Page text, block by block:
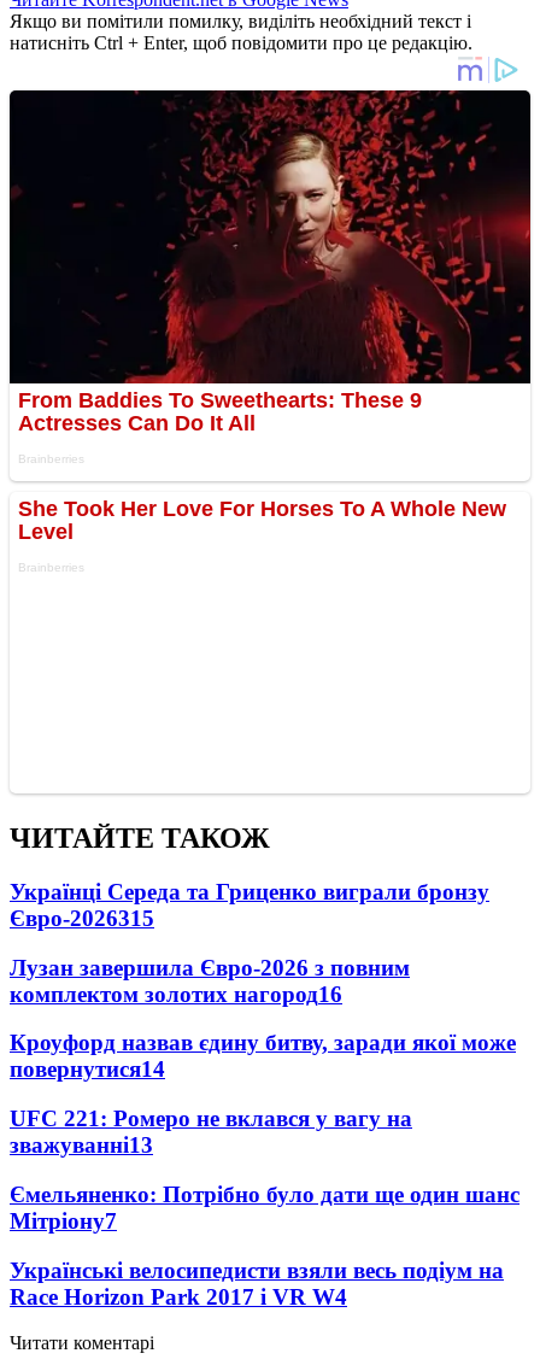
Якщо ви помітили помилку, виділіть необхідний текст і
натисніть Ctrl + Enter, щоб повідомити про це редакцію.
ЧИТАЙТЕ ТАКОЖ
Українці Середа та Гриценко виграли бронзу
Євро-2026315
Лузан завершила Євро-2026 з повним
комплектом золотих нагород16
Кроуфорд назвав єдину битву, заради якої може
повернутися14
UFC 221: Ромеро не вклався у вагу на
зважуванні13
Ємельяненко: Потрібно було дати ще один шанс
Мітріону7
Українські велосипедисти взяли весь подіум на
Race Horizon Park 2017 і VR W4
Читати коментарі